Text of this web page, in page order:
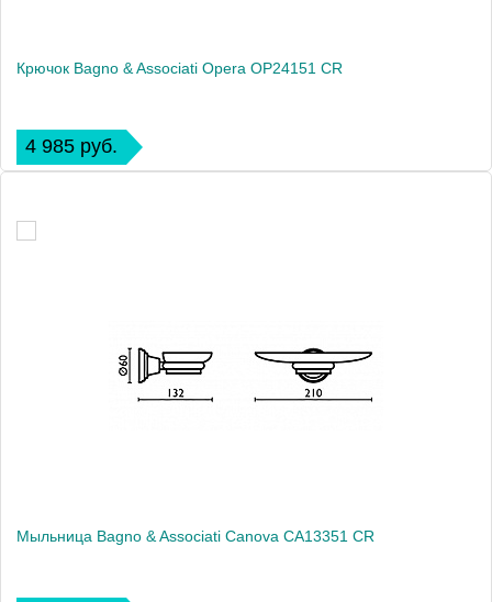
Крючок Bagno & Associati Opera OP24151 CR
4 985 руб.
Мыльница Bagno & Associati Canova CA13351 CR